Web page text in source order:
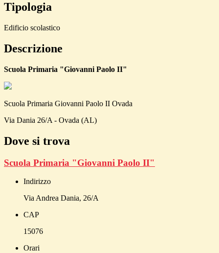
Tipologia
Edificio scolastico
Descrizione
Scuola Primaria "Giovanni Paolo II"
Scuola Primaria Giovanni Paolo II Ovada
Via Dania 26/A - Ovada (AL)
Dove si trova
Scuola Primaria "Giovanni Paolo II"
Indirizzo
Via Andrea Dania, 26/A
CAP
15076
Orari